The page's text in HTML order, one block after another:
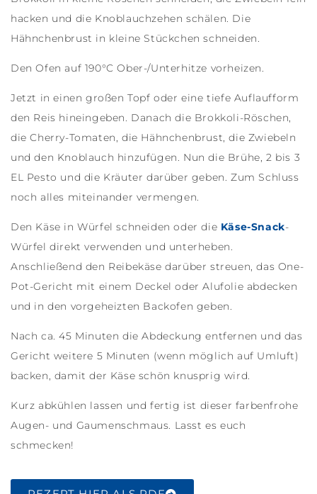
hacken und die Knoblauchzehen schälen. Die
Hähnchenbrust in kleine Stückchen schneiden.
Den Ofen auf 190°C Ober-/Unterhitze vorheizen.
Jetzt in einen großen Topf oder eine tiefe Auflaufform
den Reis hineingeben. Danach die Brokkoli-Röschen,
die Cherry-Tomaten, die Hähnchenbrust, die Zwiebeln
und den Knoblauch hinzufügen. Nun die Brühe, 2 bis 3
EL Pesto und die Kräuter darüber geben. Zum Schluss
noch alles miteinander vermengen.
Den Käse in Würfel schneiden oder die Käse-Snack-
Würfel direkt verwenden und unterheben.
Anschließend den Reibekäse darüber streuen, das One-
Pot-Gericht mit einem Deckel oder Alufolie abdecken
und in den vorgeheizten Backofen geben.
Nach ca. 45 Minuten die Abdeckung entfernen und das
Gericht weitere 5 Minuten (wenn möglich auf Umluft)
backen, damit der Käse schön knusprig wird.
Kurz abkühlen lassen und fertig ist dieser farbenfrohe
Augen- und Gaumenschmaus. Lasst es euch
schmecken!